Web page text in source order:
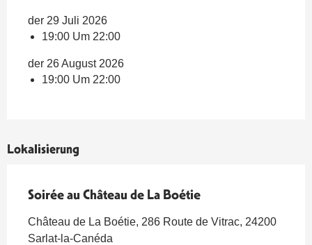
der 29 Juli 2026
19:00 Um 22:00
der 26 August 2026
19:00 Um 22:00
Lokalisierung
Soirée au Château de La Boétie
Château de La Boétie, 286 Route de Vitrac, 24200
Sarlat-la-Canéda